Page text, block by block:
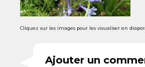
Cliquez sur les images pour les visualiser en
Ajouter un